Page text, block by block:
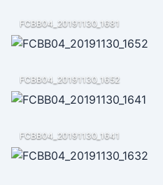
FCBB04_20191130_1681
FCBB04_20191130_1652
FCBB04_20191130_1641